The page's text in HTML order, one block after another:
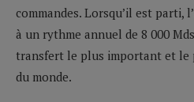
commandes. Lorsqu’il est parti,
à un rythme annuel de 8 000
transfert le plus important et le
du monde.